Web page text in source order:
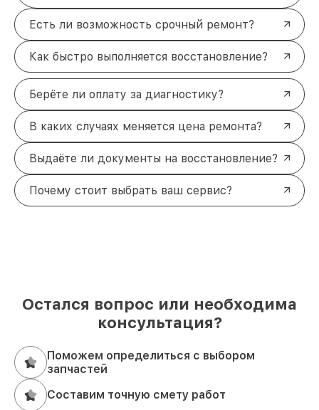
Есть ли возможность срочный ремонт?
Как быстро выполняется восстановление?
Берёте ли оплату за диагностику?
В каких случаях меняется цена ремонта?
Выдаёте ли документы на восстановление?
Почему стоит выбрать ваш сервис?
Остался вопрос или необходима
консультация?
Поможем определиться с выбором
запчастей
Составим точную смету работ